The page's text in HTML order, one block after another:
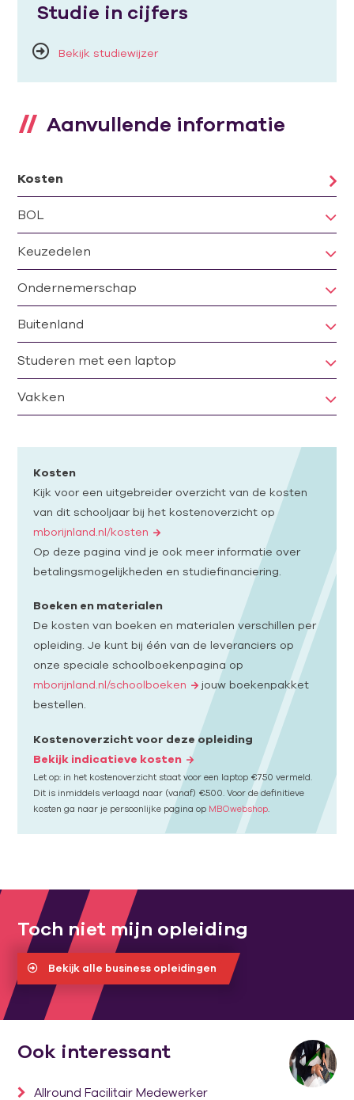
Studie in cijfers
Bekijk studiewijzer
Aanvullende informatie
Kosten
BOL
Keuzedelen
Ondernemerschap
Buitenland
Studeren met een laptop
Vakken
Kosten
Kijk voor een uitgebreider overzicht van de kosten
van dit schooljaar bij het kostenoverzicht op
mborijnland.nl/kosten
Op deze pagina vind je ook meer informatie over
betalingsmogelijkheden en studiefinanciering.
Boeken en materialen
De kosten van boeken en materialen verschillen per
opleiding. Je kunt bij één van de leveranciers op
onze speciale schoolboekenpagina op
mborijnland.nl/schoolboeken
jouw boekenpakket
bestellen.
Kostenoverzicht voor deze opleiding
Bekijk indicatieve kosten
Let op: in het kostenoverzicht staat voor een laptop €750 vermeld.
Dit is inmiddels verlaagd naar (vanaf) €500. Voor de definitieve
kosten ga naar je persoonlijke pagina op MBOwebshop
Toch niet mijn opleiding
Bekijk alle business opleidingen
Ook interessant
Allround Facilitair Medewerker